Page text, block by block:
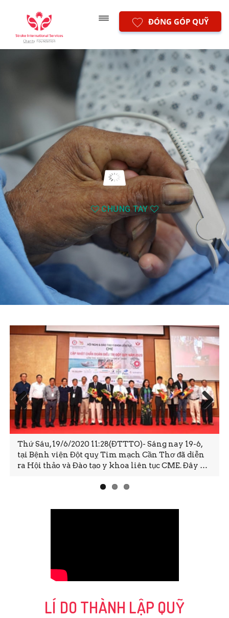
ĐÓNG GÓP QUỸ
CHUNG TAY
Thứ Sáu, 19/6/2020 11:28(ĐTTTO)- Sáng nay 19-6,
tại Bệnh viện Đột quỵ Tim mạch Cần Thơ đã diễn
ra Hội thảo và Đào tạo y khoa liên tục CME. Đây …
Prev
ious
Next
LÍ DO THÀNH LẬP QUỸ